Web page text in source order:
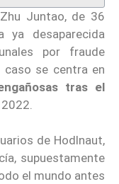
Juntao, de 36
ya desaparecida
por fraude
caso se centra en
tras el
de Hodlnaut,
supuestamente
el mundo antes